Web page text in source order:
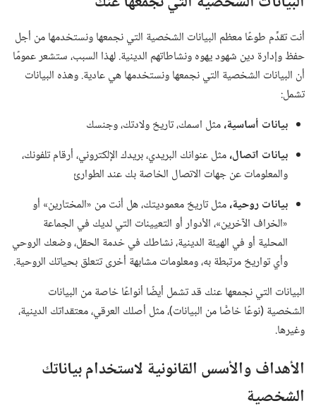
أنت تقدِّم طوعًا معظم البيانات الشخصية التي نجمعها ونستخدمها من أجل
حفظ وإدارة دين شهود يهوه ونشاطاتهم الدينية.‏ لهذا السبب،‏ ستشعر عمومًا
أن البيانات الشخصية التي نجمعها ونستخدمها هي عادية.‏ وهذه البيانات
تشمل:‏
بيانات أساسية،‏مثل اسمك،‏ تاريخ ولادتك،‏ وجنسك
بيانات اتصال،‏مثل عنوانك البريدي،‏ بريدك الإلكتروني،‏ أرقام تلفونك،‏
والمعلومات عن جهات الاتصال الخاصة بك عند الطوارئ
بيانات روحية،‏مثل تاريخ معموديتك،‏ هل أنت من «المختارين» أو
«الخراف الآخرين»،‏ الأدوار أو التعيينات التي لديك في الجماعة
المحلية أو في الهيئة الدينية،‏ نشاطك في خدمة الحقل،‏ وضعك الروحي
وأي تواريخ مرتبطة به،‏ ومعلومات مشابهة أخرى تتعلق بحياتك الروحية.‏
البيانات التي نجمعها عنك قد تشمل أيضًا أنواعًا خاصة من البيانات
الشخصية (‏نوعًا خاصًّا من البيانات)‏،‏ مثل أصلك العرقي،‏ معتقداتك الدينية،‏
وغيرها.‏
الأهداف والأسس القانونية لاستخدام بياناتك
الشخصية